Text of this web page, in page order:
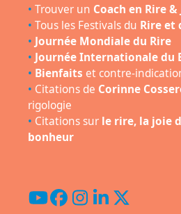
• Trouver un Coach en Rire
• Tous les Festivals du Rire et
• Journée Mondiale du Rire
• Journée Internationale du
• Bienfaits et contre-
• Citations de Corinne
rigologie
• Citations sur le rire, la joie
bonheur
YouTube
Facebook
Instagram
LinkedIn
Twitter